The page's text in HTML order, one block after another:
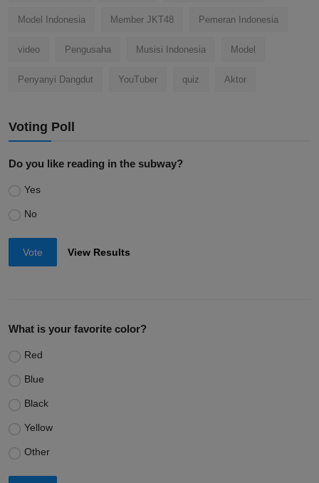
Model Indonesia Member JKT48 Pemeran Indonesia
video Pengusaha Musisi Indonesia Model
Penyanyi Dangdut YouTuber quiz Aktor
Voting Poll
Do you like reading in the subway?
Yes
No
Vote View Results
What is your favorite color?
Red
Blue
Black
Yellow
Other